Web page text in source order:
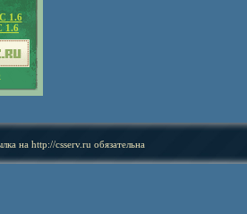
1.6
1.6
на http://csserv.ru обязательна